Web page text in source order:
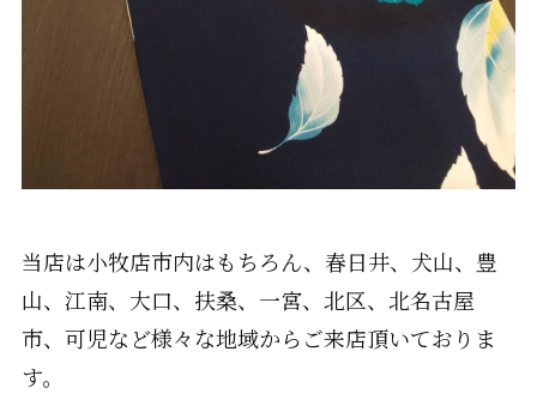
当店は小牧店市内はもちろん、春日井、犬山、豊
山、江南、大口、扶桑、一宮、北区、北名古屋
市、可児など様々な地域からご来店頂いておりま
す。